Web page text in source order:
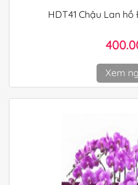
HDT41 Chậu Lan
Xem